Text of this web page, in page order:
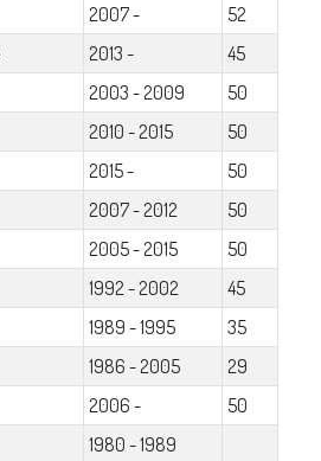
2007 -
52
2013 -
45
2003 - 2009
50
2010 - 2015
50
2015 -
50
2007 - 2012
50
2005 - 2015
50
1992 - 2002
45
1989 - 1995
35
1986 - 2005
29
2006 -
50
1980 - 1989